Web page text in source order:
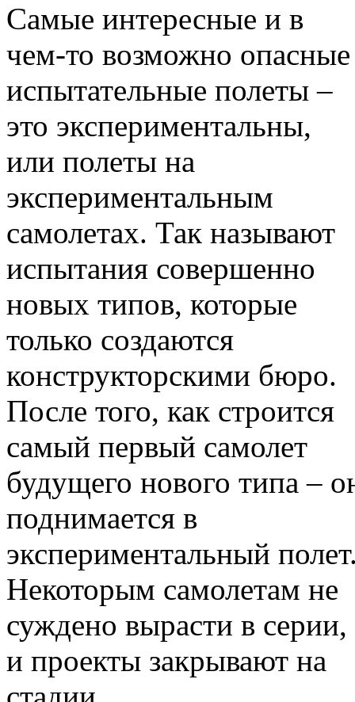
Самые интересные и в
чем-то возможно опасные
испытательные полеты –
это экспериментальны,
или полеты на
экспериментальным
самолетах. Так называют
испытания совершенно
новых типов, которые
только создаются
конструкторскими бюро.
После того, как строится
самый первый самолет
будущего нового типа –
поднимается в
экспериментальный
Некоторым самолетам не
суждено вырасти в серии,
и проекты закрывают на